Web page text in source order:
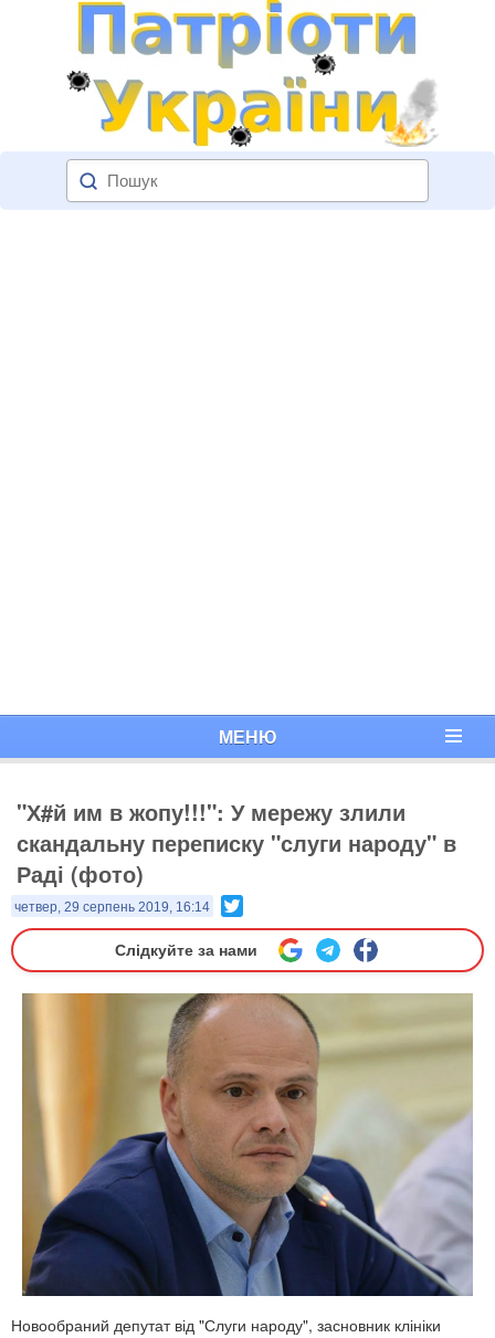
МЕНЮ
"Х#й им в жопу!!!": У мережу злили
скандальну переписку "слуги народу" в
Раді (фото)
четвер, 29 серпень 2019, 16:14
Слідкуйте за нами
Новообраний депутат від "Слуги народу", засновник клініки